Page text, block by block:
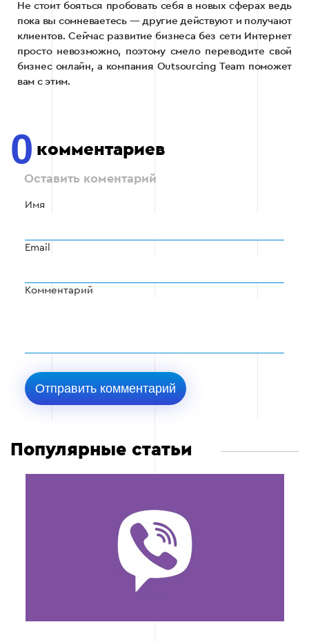
Не стоит бояться пробовать себя в новых сферах ведь
пока вы сомневаетесь — другие действуют и получают
клиентов. Сейчас развитие бизнеса без сети Интернет
просто невозможно, поэтому смело переводите свой
бизнес онлайн, а компания Outsourcing Team поможет
вам с этим.
0 комментариев
Оставить коментарий
Имя
Email
Комментарий
Популярные статьи